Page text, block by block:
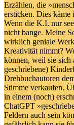
Erzählen, die »
ersticken. Dies käme
Wenn die K.I. nur
nicht bange. Meine
wirklich geniale
Kreativität nimmt?
können, weil sie sich
geschriebene)
Drehbuchautoren
Stimme verkaufen.
in einem (noch)
ChatGPT »
Feldern auch sein